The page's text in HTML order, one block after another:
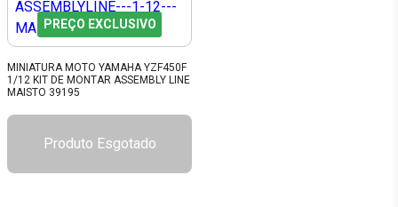
PREÇO EXCLUSIVO
MINIATURA MOTO YAMAHA YZF450F
1/12 KIT DE MONTAR ASSEMBLY LINE
MAISTO 39195
Produto Esgotado